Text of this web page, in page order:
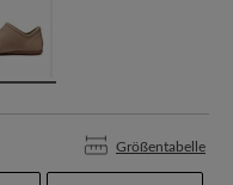
Größentabelle